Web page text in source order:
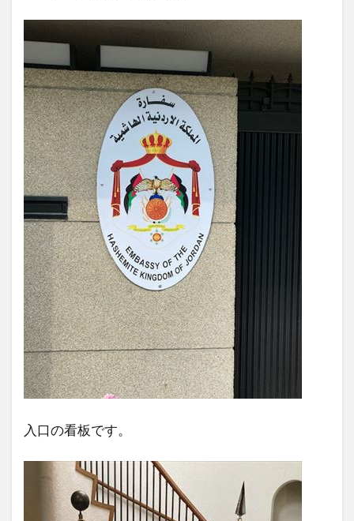
入口の看板です。